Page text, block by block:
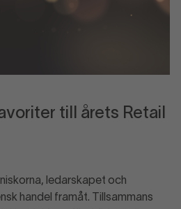
till årets Retail
ledarskapet och
handel framåt. Tillsammans